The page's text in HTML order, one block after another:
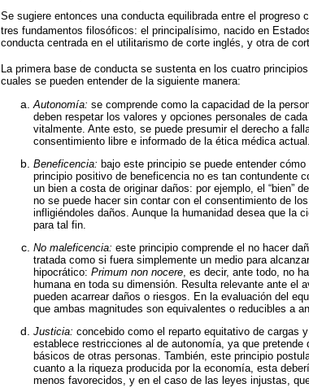
Se sugiere entonces una conducta equilibrada entre el
tres fundamentos filosóficos: el principalísimo, nacido en
conducta centrada en el utilitarismo de corte inglés, y otra de
La primera base de conducta se sustenta en los cuatro
cuales se pueden entender de la siguiente manera:
Autonomía: se comprende como la capacidad de la
deben respetar los valores y opciones personales de
vitalmente. Ante esto, se puede presumir el derecho a
consentimiento libre e informado de la ética médica actual.
Beneficencia: bajo este principio se puede entender
principio positivo de beneficencia no es tan contundente
un bien a costa de originar daños: por ejemplo, el “bien”
no se puede hacer sin contar con el consentimiento de
infligiéndoles daños. Aunque la humanidad desea que la
para tal fin.
No maleficencia: este principio comprende el no hacer
tratada como si fuera simplemente un medio para
hipocrático: Primum non nocere , es decir, ante todo, no
humana en toda su dimensión. Resulta relevante ante
pueden acarrear daños o riesgos. En la evaluación del
que ambas magnitudes son equivalentes o reducibles a
Justicia: concebido como el reparto equitativo de cargas
establece restricciones al de autonomía, ya que
básicos de otras personas. También, este principio
cuanto a la riqueza producida por la economía, esta
menos favorecidos, y en el caso de las leyes injustas,